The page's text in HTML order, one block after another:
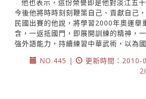
他也表示，這份榮譽即是他對淡江五
今後他將時時刻刻鞭策自己、貢獻自己
民國出賽的他說，將學習2000年奧運舉
含，一返抵國門，即展開訓練的精神，
強外語能力，持續練習中華武術，以為國
NO.445 |
更新時間：